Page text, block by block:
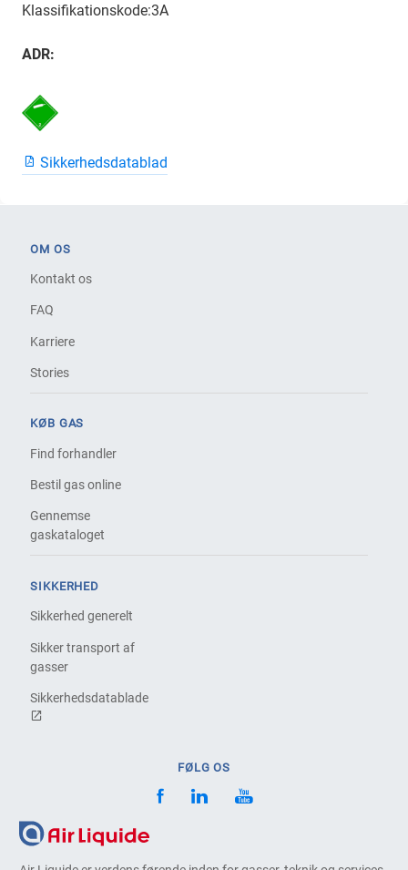
Klassifikationskode:3A
ADR:
Sikkerhedsdatablad
OM OS
Kontakt os
FAQ
Karriere
Stories
KØB GAS
Find forhandler
Bestil gas online
Gennemse
gaskataloget
SIKKERHED
Sikkerhed generelt
Sikker transport af
gasser
Sikkerhedsdatablade
FØLG OS